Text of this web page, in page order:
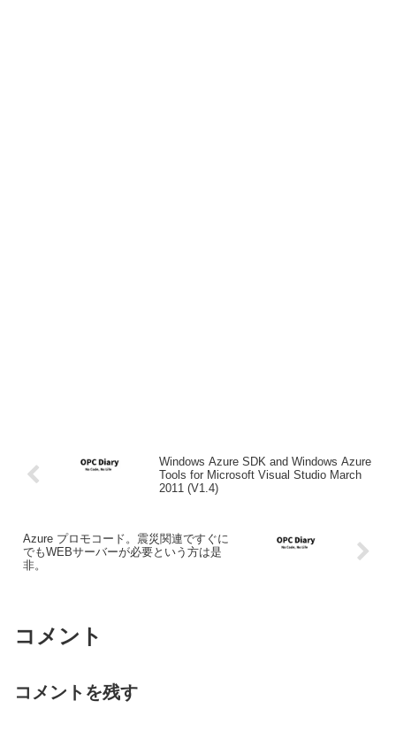
Windows Azure SDK and Windows Azure
Tools for Microsoft Visual Studio March
2011 (V1.4)
Azure プロモコード。震災関連ですぐに
でもWEBサーバーが必要という方は是
非。
コメント
コメントを残す